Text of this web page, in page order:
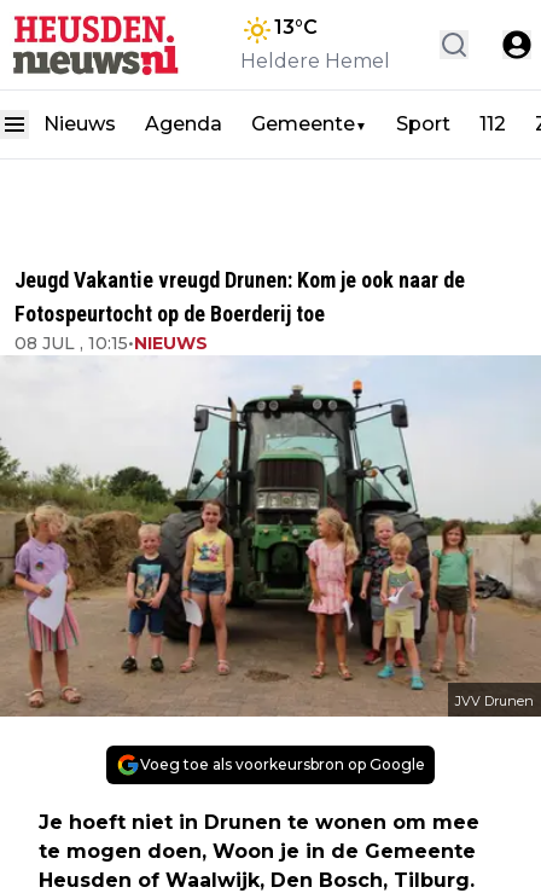
13°C
Heldere Hemel
Nieuws Agenda Gemeente▼ Sport 112
Jeugd Vakantie vreugd Drunen: Kom je ook naar de
Fotospeurtocht op de Boerderij toe
08 JUL , 10:15•NIEUWS
JVV Drunen
Voeg toe als voorkeursbron op Google
Je hoeft niet in Drunen te wonen om mee
te mogen doen, Woon je in de Gemeente
Heusden of Waalwijk, Den Bosch, Tilburg.